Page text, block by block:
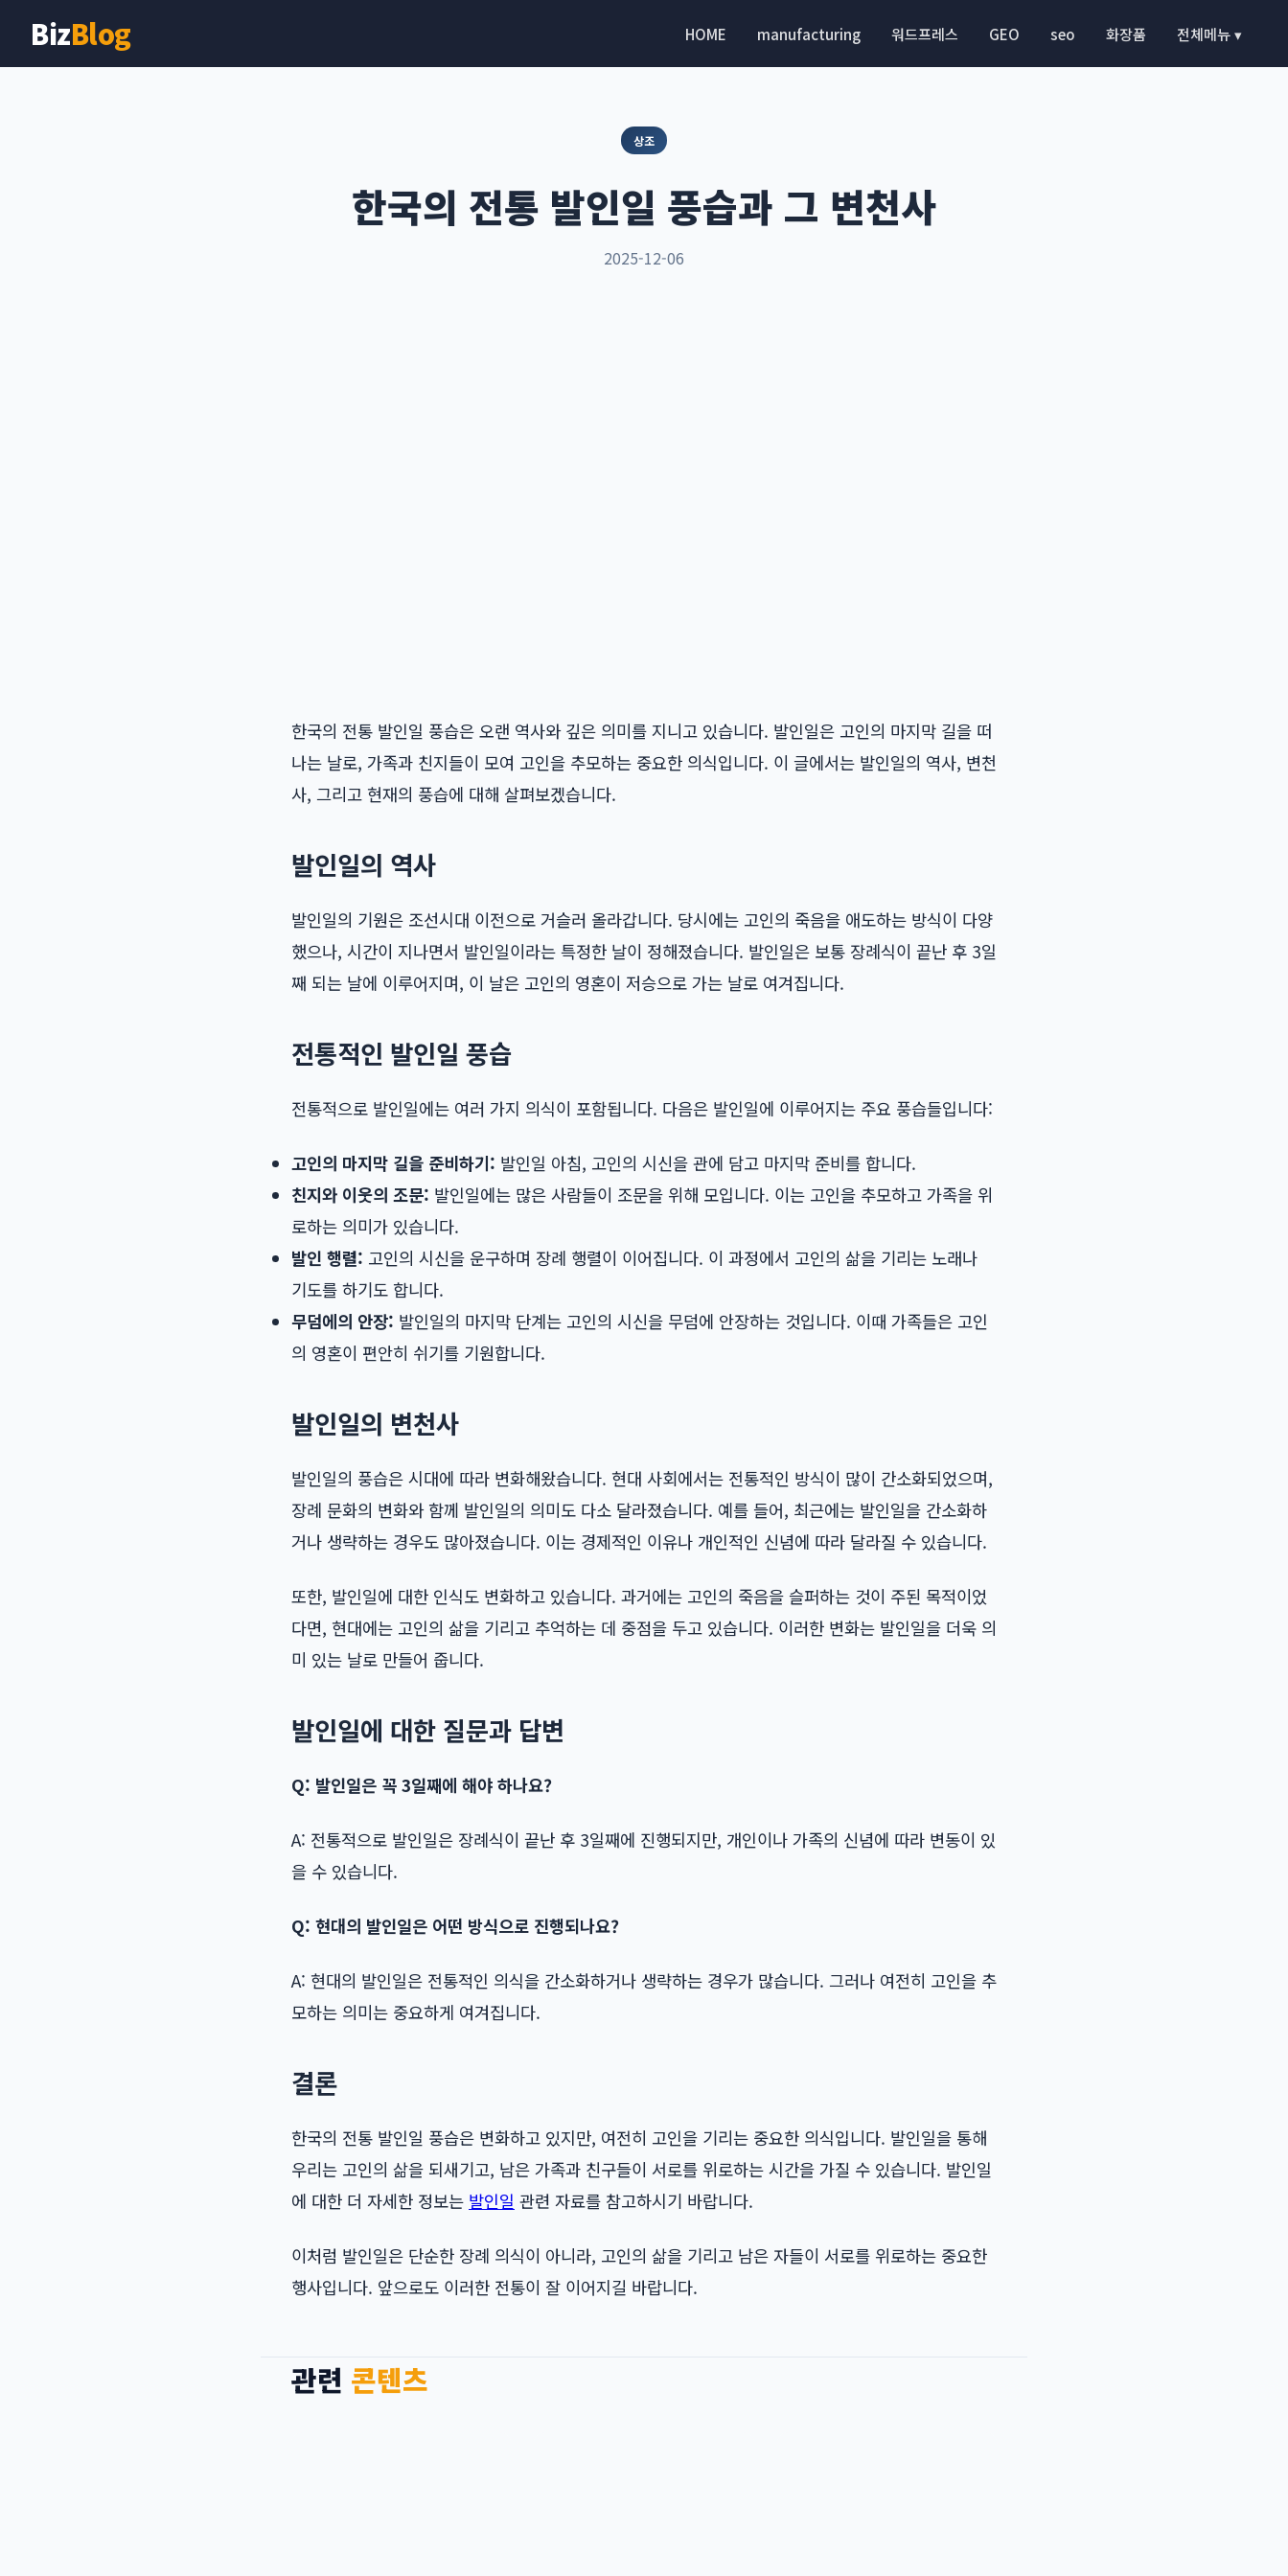
BizBlog HOME manufacturing 워드프레스 GEO seo 화장품 전체메뉴 ▾
상조
한국의 전통 발인일 풍습과 그 변천사
2025-12-06
한국의 전통 발인일 풍습은 오랜 역사와 깊은 의미를 지니고 있습니다. 발인일은 고인의 마지막 길을 떠
나는 날로, 가족과 친지들이 모여 고인을 추모하는 중요한 의식입니다. 이 글에서는 발인일의 역사, 변천
사, 그리고 현재의 풍습에 대해 살펴보겠습니다.
발인일의 역사
발인일의 기원은 조선시대 이전으로 거슬러 올라갑니다. 당시에는 고인의 죽음을 애도하는 방식이 다양
했으나, 시간이 지나면서 발인일이라는 특정한 날이 정해졌습니다. 발인일은 보통 장례식이 끝난 후 3일
째 되는 날에 이루어지며, 이 날은 고인의 영혼이 저승으로 가는 날로 여겨집니다.
전통적인 발인일 풍습
전통적으로 발인일에는 여러 가지 의식이 포함됩니다. 다음은 발인일에 이루어지는 주요 풍습들입니다:
고인의 마지막 길을 준비하기: 발인일 아침, 고인의 시신을 관에 담고 마지막 준비를 합니다.
친지와 이웃의 조문: 발인일에는 많은 사람들이 조문을 위해 모입니다. 이는 고인을 추모하고 가족을 위
로하는 의미가 있습니다.
발인 행렬: 고인의 시신을 운구하며 장례 행렬이 이어집니다. 이 과정에서 고인의 삶을 기리는 노래나
기도를 하기도 합니다.
무덤에의 안장: 발인일의 마지막 단계는 고인의 시신을 무덤에 안장하는 것입니다. 이때 가족들은 고인
의 영혼이 편안히 쉬기를 기원합니다.
발인일의 변천사
발인일의 풍습은 시대에 따라 변화해왔습니다. 현대 사회에서는 전통적인 방식이 많이 간소화되었으며,
장례 문화의 변화와 함께 발인일의 의미도 다소 달라졌습니다. 예를 들어, 최근에는 발인일을 간소화하
거나 생략하는 경우도 많아졌습니다. 이는 경제적인 이유나 개인적인 신념에 따라 달라질 수 있습니다.
또한, 발인일에 대한 인식도 변화하고 있습니다. 과거에는 고인의 죽음을 슬퍼하는 것이 주된 목적이었
다면, 현대에는 고인의 삶을 기리고 추억하는 데 중점을 두고 있습니다. 이러한 변화는 발인일을 더욱 의
미 있는 날로 만들어 줍니다.
발인일에 대한 질문과 답변
Q: 발인일은 꼭 3일째에 해야 하나요?
A: 전통적으로 발인일은 장례식이 끝난 후 3일째에 진행되지만, 개인이나 가족의 신념에 따라 변동이 있
을 수 있습니다.
Q: 현대의 발인일은 어떤 방식으로 진행되나요?
A: 현대의 발인일은 전통적인 의식을 간소화하거나 생략하는 경우가 많습니다. 그러나 여전히 고인을 추
모하는 의미는 중요하게 여겨집니다.
결론
한국의 전통 발인일 풍습은 변화하고 있지만, 여전히 고인을 기리는 중요한 의식입니다. 발인일을 통해
우리는 고인의 삶을 되새기고, 남은 가족과 친구들이 서로를 위로하는 시간을 가질 수 있습니다. 발인일
에 대한 더 자세한 정보는 발인일 관련 자료를 참고하시기 바랍니다.
이처럼 발인일은 단순한 장례 의식이 아니라, 고인의 삶을 기리고 남은 자들이 서로를 위로하는 중요한
행사입니다. 앞으로도 이러한 전통이 잘 이어지길 바랍니다.
관련 콘텐츠